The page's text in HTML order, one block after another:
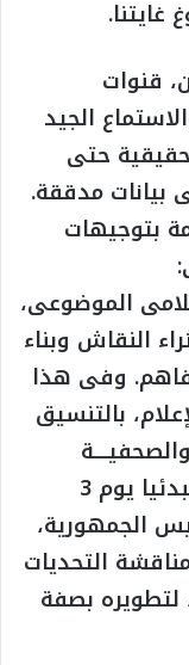
غايتنا.
قنوات
الجيد
حتى
بيانات مدققة.
بتوجيهات
الموضوعى،
النقاش وبناء
وفى هذا
بالتنسيق
المعنيـــــــة، بعقد اجتماع سنوى، مبدئيا يوم 3
الجمهورية،
التحديات
لتطويره بصفة